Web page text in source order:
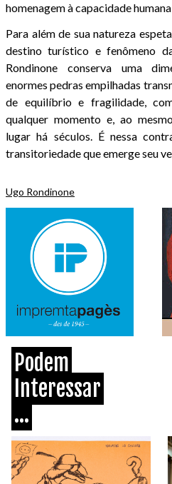
homenagem à capacidade
Para além de sua natureza
destino turístico e fenômeno
Rondinone conserva uma
enormes pedras empilhadas
de equilíbrio e fragilidade,
qualquer momento e, ao
lugar há séculos. É nessa
transitoriedade que emerge seu
Ugo Rondinone
Podem
Interessar
...